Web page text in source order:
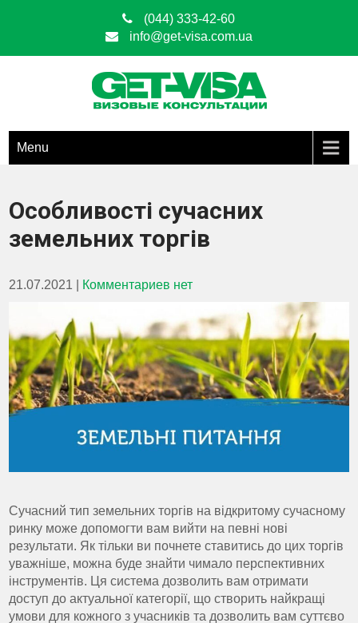
(044) 333-42-60
info@get-visa.com.ua
Get Visa
УКРАИНЫ
Menu
Особливості сучасних
земельних торгів
21.07.2021 Комментариев нет
Сучасний тип земельних торгів на відкритому сучасному
ринку може допомогти вам вийти на певні нові
результати. Як тільки ви почнете ставитись до цих торгів
уважніше, можна буде знайти чимало перспективних
інструментів. Ця система дозволить вам отримати
доступ до актуальної категорії, що створить найкращі
умови для кожного з учасників та дозволить вам суттєво